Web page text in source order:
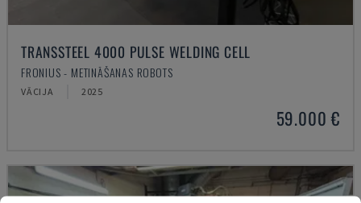
TRANSSTEEL 4000 PULSE WELDING CELL
FRONIUS - METINĀŠANAS ROBOTS
VĀCIJA 2025
59.000 €